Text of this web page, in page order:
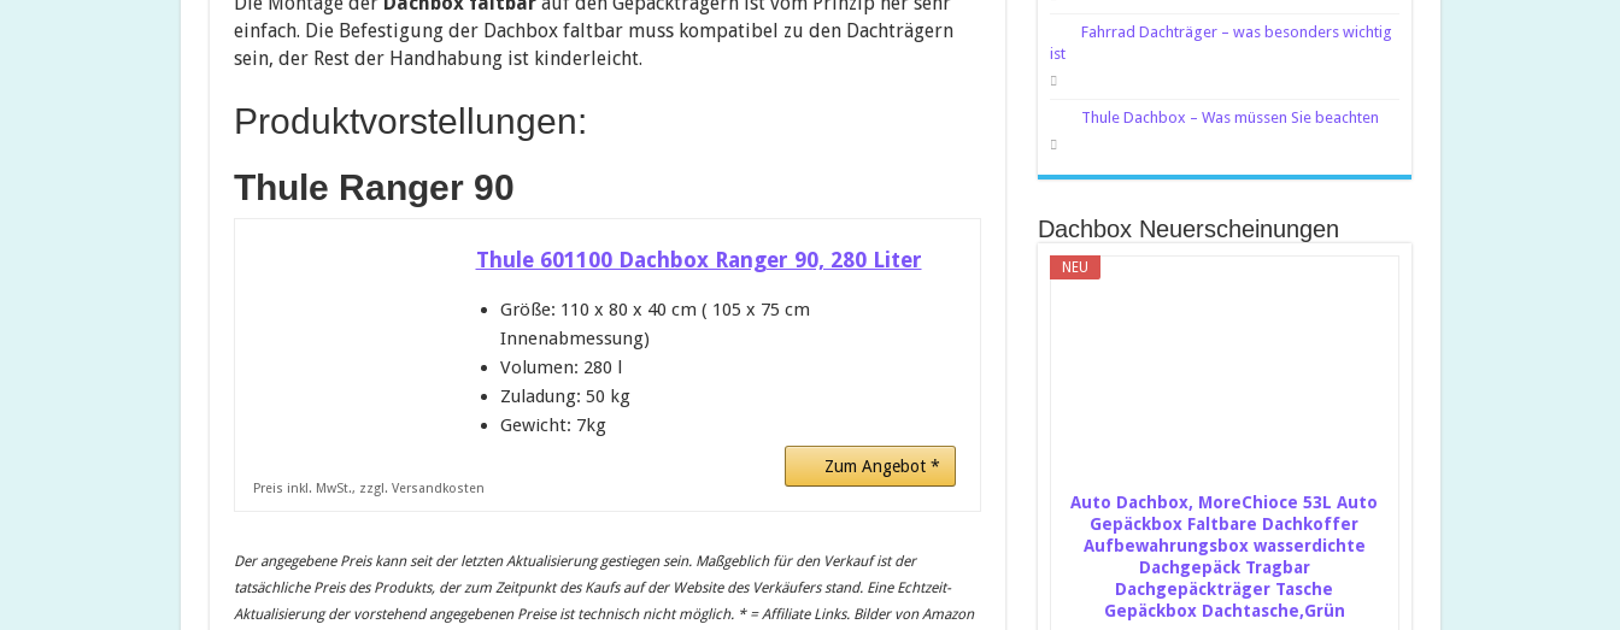
einfach. Die Befestigung der Dachbox faltbar muss kompatibel zu den Dachträgern
sein, der Rest der Handhabung ist kinderleicht.
Produktvorstellungen:
Thule Ranger 90
Thule 601100 Dachbox Ranger 90, 280 Liter
Größe: 110 x 80 x 40 cm ( 105 x 75 cm
Innenabmessung)
Volumen: 280 l
Zuladung: 50 kg
Gewicht: 7kg
Zum Angebot *
Preis inkl. MwSt., zzgl. Versandkosten
Der angegebene Preis kann seit der letzten Aktualisierung gestiegen sein. Maßgeblich für den Verkauf ist der
tatsächliche Preis des Produkts, der zum Zeitpunkt des Kaufs auf der Website des Verkäufers stand. Eine Echtzeit-
Aktualisierung der vorstehend angegebenen Preise ist technisch nicht möglich. * = Affiliate Links. Bilder von Amazon
Fahrrad Dachträger – was besonders wichtig
ist
Thule Dachbox – Was müssen Sie beachten
Dachbox Neuerscheinungen
NEU
Auto Dachbox, MoreChioce 53L Auto
Gepäckbox Faltbare Dachkoffer
Aufbewahrungsbox wasserdichte
Dachgepäck Tragbar
Dachgepäckträger Tasche
Gepäckbox Dachtasche,Grün